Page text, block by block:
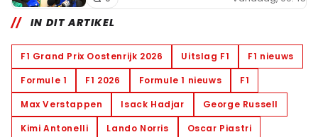
IN DIT ARTIKEL
F1 Grand Prix Oostenrijk 2026 Uitslag F1
F1 nieuws
Formule 1
F1 2026 Formule 1 nieuws
F1
Max Verstappen
Isack Hadjar
George Russell
Kimi Antonelli
Lando Norris
Oscar Piastri